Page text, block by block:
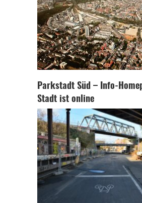
Parkstadt Süd – Info-
Stadt ist online